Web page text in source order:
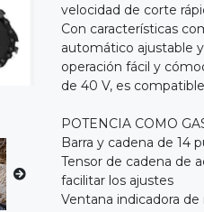
velocidad de corte
Con características
automático ajustable
operación fácil y
de 40 V, es
POTENCIA COMO
Barra y cadena de 14
Tensor de cadena de
facilitar los ajustes
Ventana indicadora